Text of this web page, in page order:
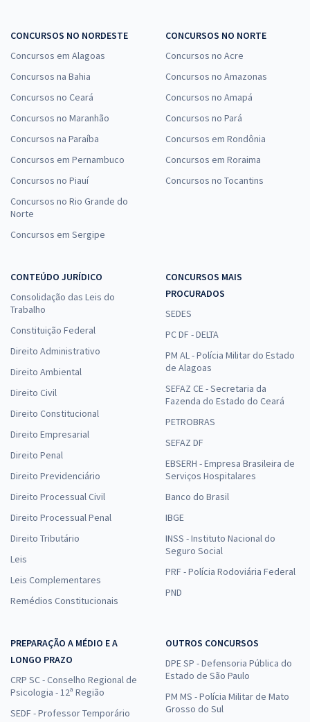
CONCURSOS NO NORDESTE
Concursos em Alagoas
Concursos na Bahia
Concursos no Ceará
Concursos no Maranhão
Concursos na Paraíba
Concursos em Pernambuco
Concursos no Piauí
Concursos no Rio Grande do
Norte
Concursos em Sergipe
CONCURSOS NO NORTE
Concursos no Acre
Concursos no Amazonas
Concursos no Amapá
Concursos no Pará
Concursos em Rondônia
Concursos em Roraima
Concursos no Tocantins
CONTEÚDO JURÍDICO
Consolidação das Leis do
Trabalho
Constituição Federal
Direito Administrativo
Direito Ambiental
Direito Civil
Direito Constitucional
Direito Empresarial
Direito Penal
Direito Previdenciário
Direito Processual Civil
Direito Processual Penal
Direito Tributário
Leis
Leis Complementares
Remédios Constitucionais
CONCURSOS MAIS
PROCURADOS
SEDES
PC DF - DELTA
PM AL - Polícia Militar do Estado
de Alagoas
SEFAZ CE - Secretaria da
Fazenda do Estado do Ceará
PETROBRAS
SEFAZ DF
EBSERH - Empresa Brasileira de
Serviços Hospitalares
Banco do Brasil
IBGE
INSS - Instituto Nacional do
Seguro Social
PRF - Polícia Rodoviária Federal
PND
PREPARAÇÃO A MÉDIO E A
LONGO PRAZO
CRP SC - Conselho Regional de
Psicologia - 12ª Região
SEDF - Professor Temporário
OUTROS CONCURSOS
DPE SP - Defensoria Pública do
Estado de São Paulo
PM MS - Polícia Militar de Mato
Grosso do Sul